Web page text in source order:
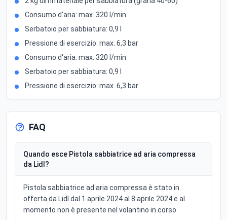
Consumo d‘aria: max. 320 l/min
Serbatoio per sabbiatura: 0,9 l
Pressione di esercizio: max. 6,3 bar
Consumo d‘aria: max. 320 l/min
Serbatoio per sabbiatura: 0,9 l
Pressione di esercizio: max. 6,3 bar
FAQ
Quando esce Pistola sabbiatrice ad aria compressa
da Lidl?
Pistola sabbiatrice ad aria compressa è stato in
offerta da Lidl dal 1 aprile 2024 al 8 aprile 2024 e al
momento non è presente nel volantino in corso.